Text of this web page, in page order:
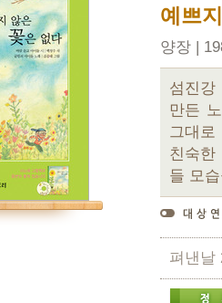
예쁘
양장 |
섬진
만든
그대
친숙한
들 모
펴낸날